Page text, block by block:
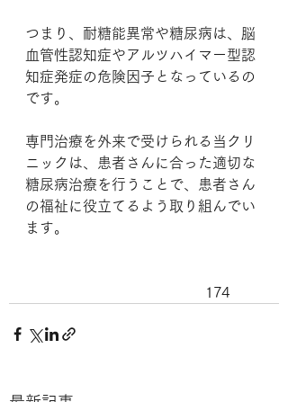
つまり、耐糖能異常や糖尿病は、脳
血管性認知症やアルツハイマー型認
知症発症の危険因子となっているの
です。
専門治療を外来で受けられる当クリ
ニックは、患者さんに合った適切な
糖尿病治療を行うことで、患者さん
の福祉に役立てるよう取り組んでい
ます。
					174